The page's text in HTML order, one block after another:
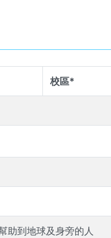
校區*
助到地球及身旁的人